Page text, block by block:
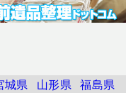
城県 山形県 福島県